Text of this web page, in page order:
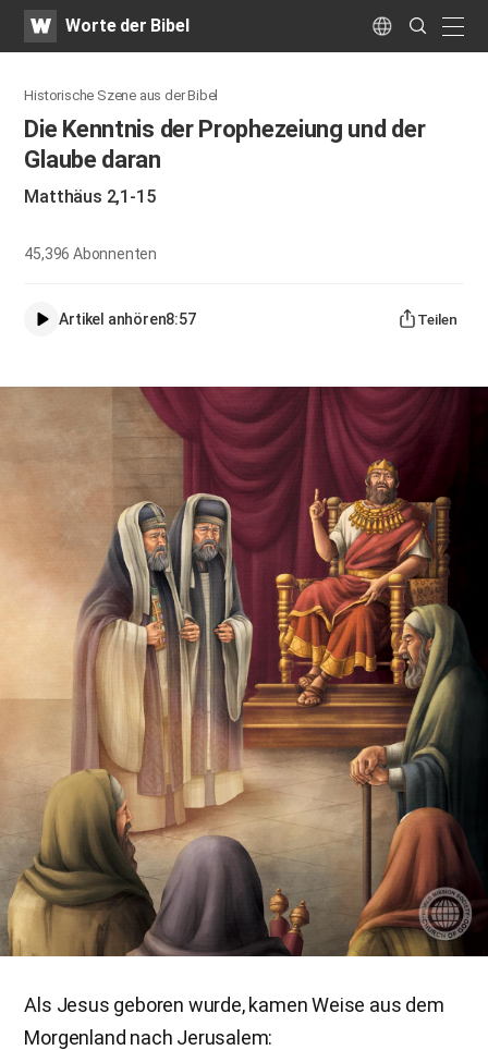
WATVWorte der Bibel Language
Search
Submit
Historische Szene aus der Bibel
Die Kenntnis der Prophezeiung und der
Glaube daran
Matthäus 2,1-15
45,396Abonnenten
Artikel anhören8:57 Teilen
Als Jesus geboren wurde, kamen Weise aus dem
Morgenland nach Jerusalem: